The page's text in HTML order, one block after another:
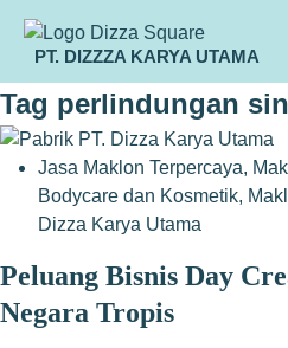
PT. DIZZZA KARYA UTAMA
Tag perlindungan
Jasa Maklon Terpercaya,
Bodycare dan Kosmetik,
Dizza Karya Utama
Peluang Bisnis Day
Negara Tropis